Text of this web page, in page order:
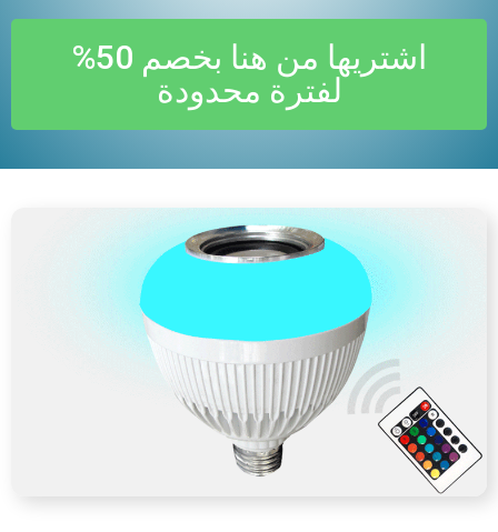
اشتريها من هنا بخصم 50%
لفترة محدودة